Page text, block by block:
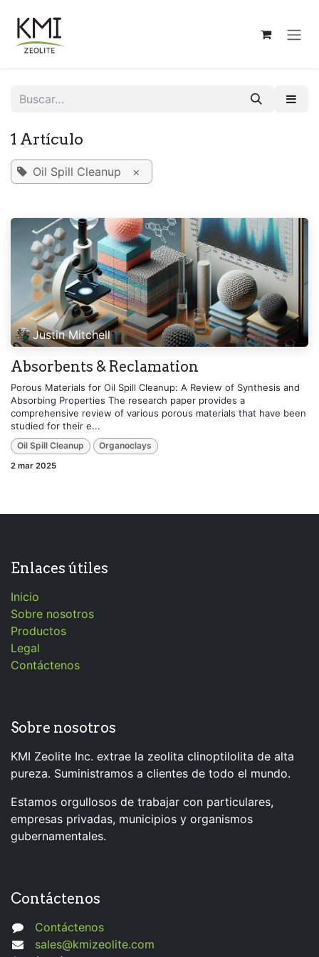
1 Artículo
Oil Spill Cleanup ×
Justin Mitchell
Absorbents & Reclamation
Porous Materials for Oil Spill Cleanup: A Review of Synthesis and
Absorbing Properties The research paper provides a
comprehensive review of various porous materials that have been
studied for their e...
Oil Spill Cleanup Organoclays
2 mar 2025
Enlaces útiles
Inicio
Sobre nosotros
Productos
Legal
Contáctenos
Sobre nosotros
KMI Zeolite Inc. extrae la zeolita clinoptilolita de alta
pureza. Suministramos a clientes de todo el mundo.
Estamos orgullosos de trabajar con particulares,
empresas privadas, municipios y organismos
gubernamentales.
Contáctenos
Contáctenos
sales@kmizeolite.com